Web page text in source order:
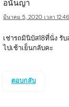
อนันญา
มีนาคม 5, 2020 เวลา
เช่ารถมินิบัส18ที่นั่ง รั
ไปเช้าเย็นกลับคะ
ตอบกลับ